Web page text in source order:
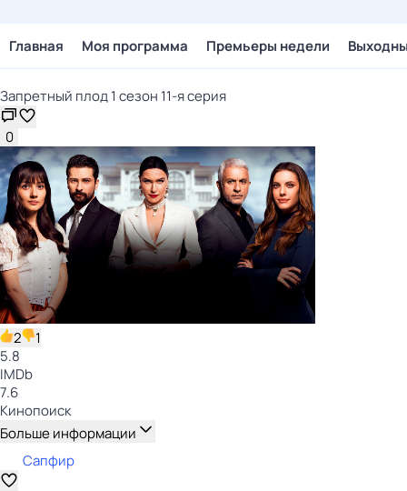
Главная Моя программа Премьеры недели
Запретный плод 1 сезон 11-я серия
0
2
1
5.8
IMDb
7.6
Кинопоиск
Больше информации
Сапфир